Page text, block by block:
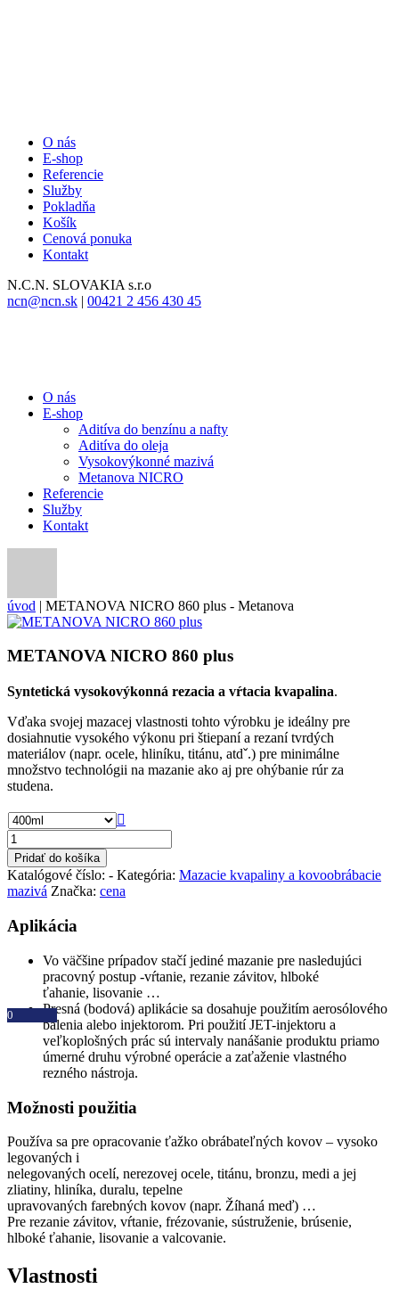
O nás
E-shop
Referencie
Služby
Pokladňa
Košík
Cenová ponuka
Kontakt
N.C.N. SLOVAKIA s.r.o
ncn@ncn.sk | 00421 2 456 430 45
O nás
E-shop
Aditíva do benzínu a nafty
Aditíva do oleja
Vysokovýkonné mazivá
Metanova NICRO
Referencie
Služby
Kontakt
0
úvod | METANOVA NICRO 860 plus - Metanova
METANOVA NICRO 860 plus
Syntetická vysokovýkonná rezacia a vŕtacia kvapalina.
Vďaka svojej mazacej vlastnosti tohto výrobku je ideálny pre
dosiahnutie vysokého výkonu pri štiepaní a rezaní tvrdých
materiálov (napr. ocele, hliníku, titánu, atdˇ.) pre minimálne
množstvo technológii na mazanie ako aj pre ohýbanie rúr za
studena.

množstvo
METANOVA
NICRO
860
plus
Pridať do košíka
Katalógové číslo: - Kategória: Mazacie kvapaliny a kovoobrábacie
mazivá Značka: cena
Aplikácia
Vo väčšine prípadov stačí jediné mazanie pre nasledujúci
pracovný postup -vŕtanie, rezanie závitov, hlboké
ťahanie, lisovanie …
Presná (bodová) aplikácie sa dosahuje použitím aerosólového
balenia alebo injektorom. Pri použití JET-injektoru a
veľkoplošných prác sú intervaly nanášanie produktu priamo
úmerné druhu výrobné operácie a zaťaženie vlastného
rezného nástroja.
Možnosti použitia
Používa sa pre opracovanie ťažko obrábateľných kovov – vysoko
legovaných i
nelegovaných ocelí, nerezovej ocele, titánu, bronzu, medi a jej
zliatiny, hliníka, duralu, tepelne
upravovaných farebných kovov (napr. Žíhaná meď) …
Pre rezanie závitov, vŕtanie, frézovanie, sústruženie, brúsenie,
hlboké ťahanie, lisovanie a valcovanie.
Vlastnosti